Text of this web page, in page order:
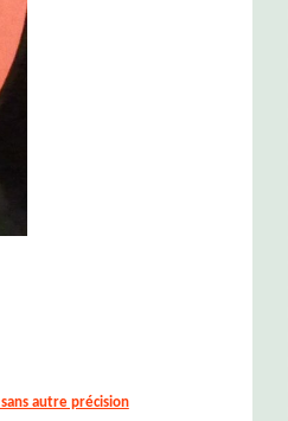
autre précision